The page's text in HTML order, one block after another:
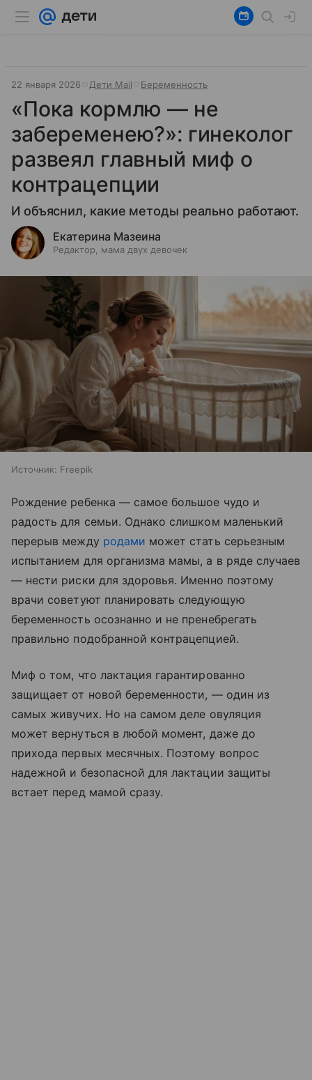
22 января 2026 Дети Mail Беременность
«Пока кормлю — не
забеременею?»: гинеколог
развеял главный миф о
контрацепции
И объяснил, какие методы реально работают.
Екатерина Мазеина
Редактор, мама двух девочек
Источник: Freepik
Рождение ребенка — самое большое чудо и
радость для семьи. Однако слишком маленький
перерыв между родами может стать серьезным
испытанием для организма мамы, а в ряде случаев
— нести риски для здоровья. Именно поэтому
врачи советуют планировать следующую
беременность осознанно и не пренебрегать
правильно подобранной контрацепцией.
Миф о том, что лактация гарантированно
защищает от новой беременности, — один из
самых живучих. Но на самом деле овуляция
может вернуться в любой момент, даже до
прихода первых месячных. Поэтому вопрос
надежной и безопасной для лактации защиты
встает перед мамой сразу.